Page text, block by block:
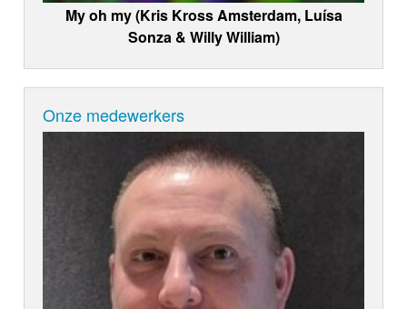
My oh my (Kris Kross Amsterdam, Luísa
Sonza & Willy William)
Onze medewerkers